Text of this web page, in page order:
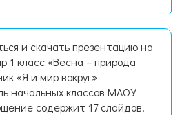
и скачать презентацию на
класс «Весна – природа
«Я и мир вокруг»
начальных классов МАОУ
содержит 17 слайдов.